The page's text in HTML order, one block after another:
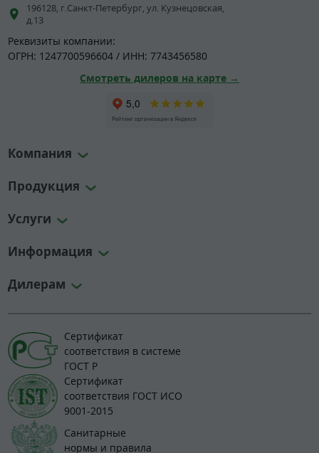
196128, г.Санкт-Петербург, ул. Кузнецовская,
д.13
Реквизиты компании:
ОГРН: 1247700596604 / ИНН: 7743456580
Смотреть дилеров на карте →
Компания
Продукция
Услуги
Информация
Дилерам
Сертификат
соответствия в системе
ГОСТ Р
Сертификат
соответствия ГОСТ ИСО
9001-2015
Санитарные
нормы и правила